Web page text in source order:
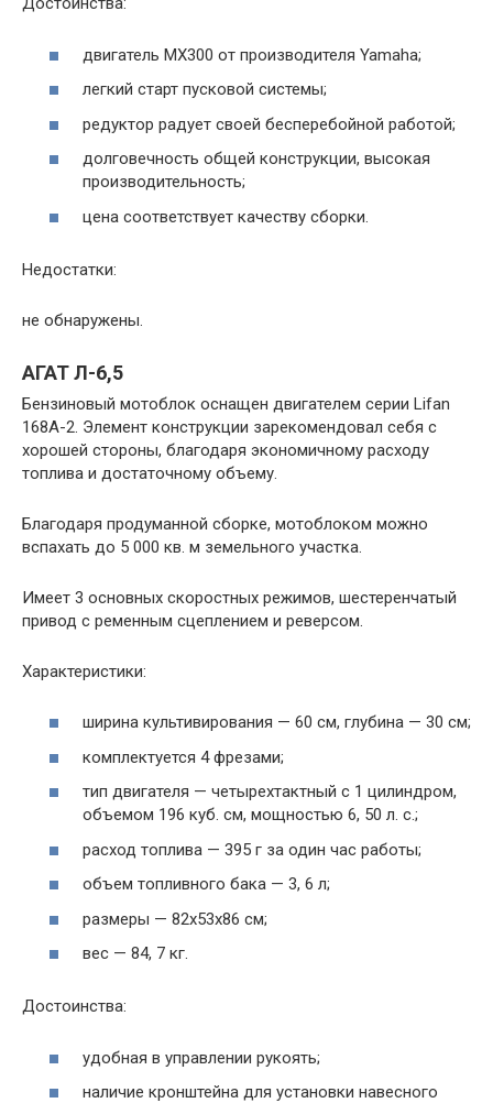
двигатель МХ300 от производителя Yamaha;
легкий старт пусковой системы;
редуктор радует своей бесперебойной работой;
долговечность общей конструкции, высокая
производительность;
цена соответствует качеству сборки.
Недостатки:
не обнаружены.
АГАТ Л-6,5
Бензиновый мотоблок оснащен двигателем серии Lifan
168A-2. Элемент конструкции зарекомендовал себя с
хорошей стороны, благодаря экономичному расходу
топлива и достаточному объему.
Благодаря продуманной сборке, мотоблоком можно
вспахать до 5 000 кв. м земельного участка.
Имеет 3 основных скоростных режимов, шестеренчатый
привод с ременным сцеплением и реверсом.
Характеристики:
ширина культивирования — 60 см, глубина — 30 см;
комплектуется 4 фрезами;
тип двигателя — четырехтактный с 1 цилиндром,
объемом 196 куб. см, мощностью 6, 50 л. с.;
расход топлива — 395 г за один час работы;
объем топливного бака — 3, 6 л;
размеры — 82х53х86 см;
вес — 84, 7 кг.
Достоинства:
удобная в управлении рукоять;
наличие кронштейна для установки навесного